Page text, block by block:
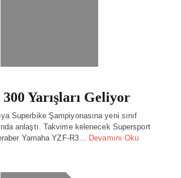
Yarışları Geliyor
Superbike Şampiyonasına yeni sınıf
anlaştı. Takvime kelenecek Supersport
Yamaha YZF-R3… Devamını Oku